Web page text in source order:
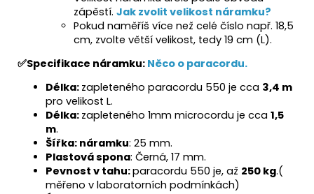
zápěstí. Jak zvolit velikost náramku?
Pokud naměříš více než celé číslo např. 18,5
cm, zvolte větší velikost, tedy 19 cm (L).
✅Specifikace náramku: Něco o paracordu.
Délka: zapleteného paracordu 550 je cca 3,4 m
pro velikost L.
Délka: zapleteného 1mm microcordu je cca 1,5
m.
Šířka: náramku: 25 mm.
Plastová spona: Černá, 17 mm.
Pevnost v tahu:paracordu 550 je, až 250 kg.(
měřeno v laboratorních podmínkách)